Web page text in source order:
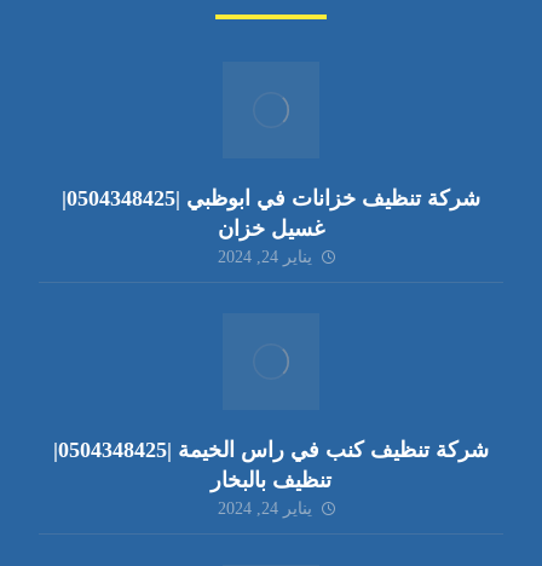
شركة تنظيف خزانات في ابوظبي |0504348425|
غسيل خزان
يناير 24, 2024
شركة تنظيف كنب في راس الخيمة |0504348425|
تنظيف بالبخار
يناير 24, 2024